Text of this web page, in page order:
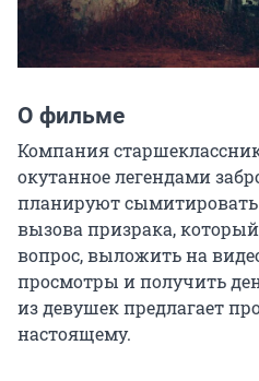
О фильме
Компания
окутанное легендами
планируют сымитировать
вызова призрака,
вопрос, выложить на
просмотры и получить
из девушек предлагает
настоящему.